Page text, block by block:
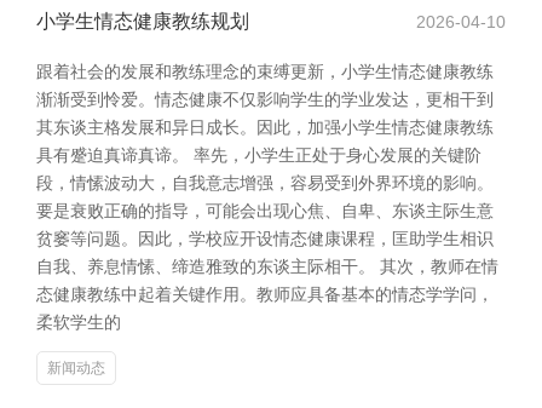
小学生情态健康教练规划 2026-04-10
跟着社会的发展和教练理念的束缚更新，小学生情态健康教练
渐渐受到怜爱。情态健康不仅影响学生的学业发达，更相干到
其东谈主格发展和异日成长。因此，加强小学生情态健康教练
具有蹙迫真谛真谛。 率先，小学生正处于身心发展的关键阶
段，情愫波动大，自我意志增强，容易受到外界环境的影响。
要是衰败正确的指导，可能会出现心焦、自卑、东谈主际生意
贫窭等问题。因此，学校应开设情态健康课程，匡助学生相识
自我、养息情愫、缔造雅致的东谈主际相干。 其次，教师在情
态健康教练中起着关键作用。教师应具备基本的情态学学问，
柔软学生的
新闻动态